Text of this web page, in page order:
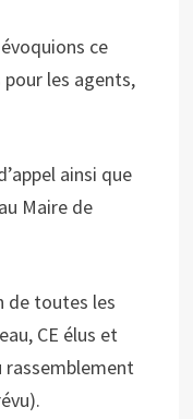
ce
les agents,
ainsi que
Maire de
de toutes les
CE élus et